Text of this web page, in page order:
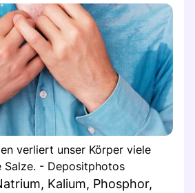
verliert unser Körper viele
Salze. - Depositphotos
Kalium, Phosphor,